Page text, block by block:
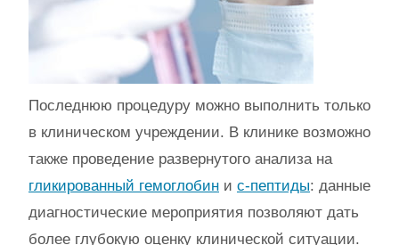
Последнюю процедуру можно выполнить только
в клиническом учреждении. В клинике возможно
также проведение развернутого анализа на
гликированный гемоглобин и с-пептиды: данные
диагностические мероприятия позволяют дать
более глубокую оценку клинической ситуации.